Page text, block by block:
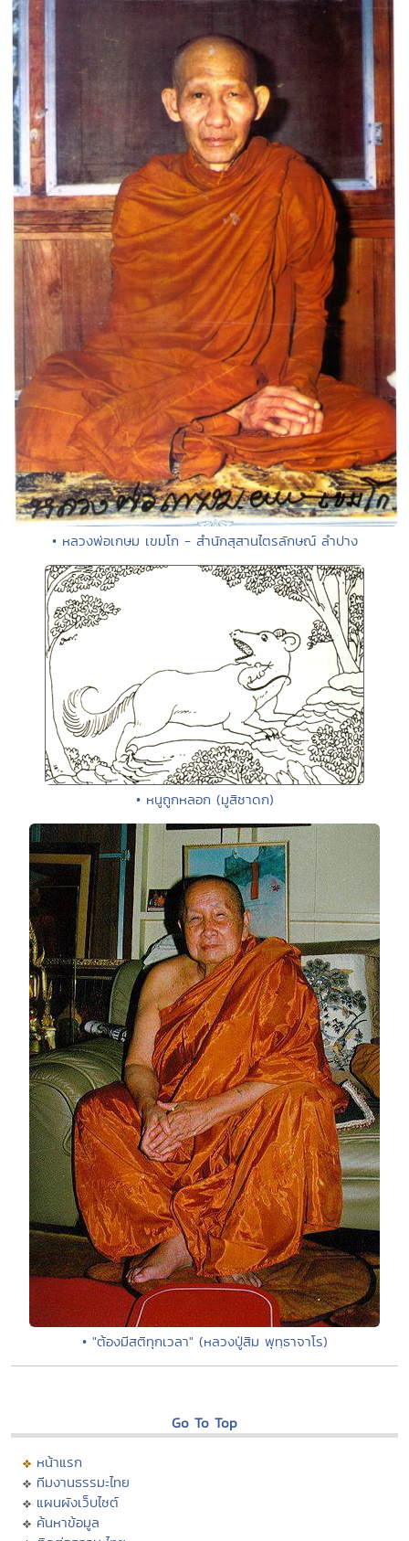
• หลวงพ่อเกษม เขมโก - สำนักสุสานไตรลักษณ์ ลำปาง
• หนูถูกหลอก (มูสิชาดก)
• "ต้องมีสติทุกเวลา" (หลวงปู่สิม พุทฺธาจาโร)
Go To Top
หน้าแรก
ทีมงานธรรมะไทย
แผนผังเว็บไซต์
ค้นหาข้อมูล